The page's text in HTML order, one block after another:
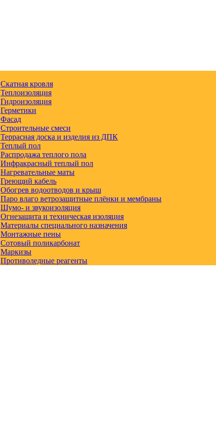
Скатная кровля
Теплоизоляция
Гидроизоляция
Герметики
Фасад
Строительные смеси
Террасная доска и изделия из ДПК
Теплый пол
Распродажа теплого пола
Инфракрасный теплый пол
Нагревательные маты
Греющий кабель
Обогрев водоотводов и крыш
Паро влаго ветрозащитные плёнки и мембраны
Шумо- и звукоизоляция
Огнезащита и техническая изоляция
Материалы специального назначения
Монтажные пены
Сотовый поликарбонат
Маркизы
Противоледные реагенты